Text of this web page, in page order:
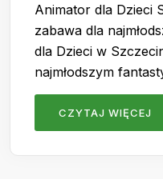
Animator dla Dzieci
zabawa dla
dla Dzieci w
najmłodszym
CZYTAJ WIĘCEJ